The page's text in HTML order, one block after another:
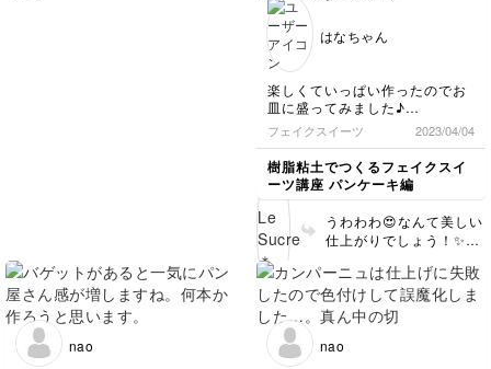
優しい表情に仕上がりま
す😍 メロンパンのザク
ザクっとした感じも上手
ですね！マーブルパンの
混ざり具合も、絶妙で
す！混ぜすぎると茶色が
濃く出過ぎちゃうので、
混ぜるのを止めるタイミ
ングが完璧です！ クリ
ームパンのふわふわ感も
最高♪ 絶対にクリームた
っぷり入ってるでしょう
ね❤️ ソーセージパンの
ケチャップ、きっと小学
生には難しかったと思い
ます。でもちゃんと蛇行
はなちゃん
楽しくていっぱい作ったのでお
皿に盛ってみました♪
綺麗に作るコツなどわかりやす
くてちゃんと本物そっくりに出
来たと思います^ ^
フェイクスイーツ 2023/04/04
樹脂粘土でつくるフェイクスイ
ーツ講座 パンケーキ編
うわわわ😍なんて美しい
仕上がりでしょう！✨一
て、見事な完成度です💕
ブラックベリーの艶感、
もう本物にしか見えませ
も見事ですね。 素敵す
nao nao